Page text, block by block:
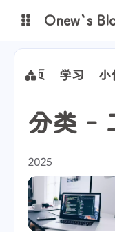
图床
Onew`s
首页 学习 小
分类 -
2025